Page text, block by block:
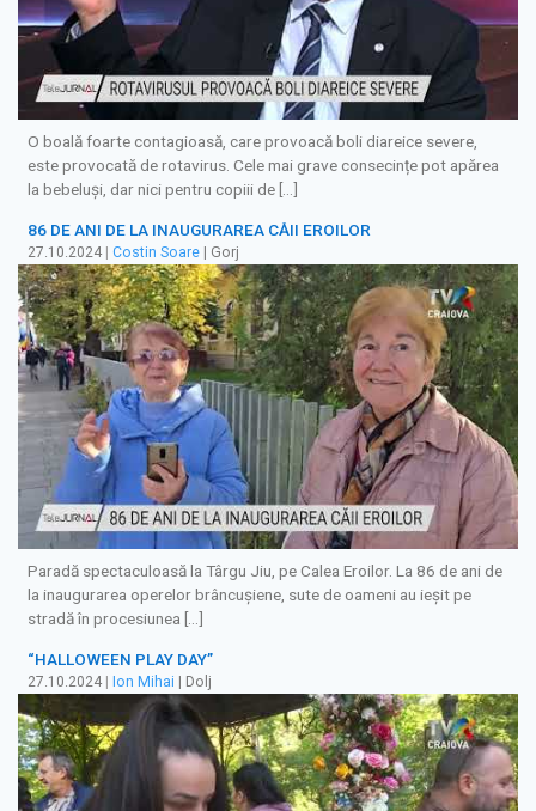
O boală foarte contagioasă, care provoacă boli diareice severe,
este provocată de rotavirus. Cele mai grave consecințe pot apărea
la bebeluși, dar nici pentru copiii de […]
86 DE ANI DE LA INAUGURAREA CĂII EROILOR
27.10.2024 Costin Soare | Gorj
Paradă spectaculoasă la Târgu Jiu, pe Calea Eroilor. La 86 de ani de
la inaugurarea operelor brâncuşiene, sute de oameni au ieşit pe
stradă în procesiunea […]
“HALLOWEEN PLAY DAY”
27.10.2024 Ion Mihai | Dolj